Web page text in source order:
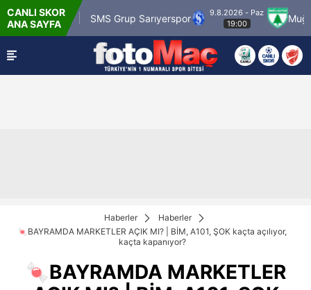
CANLI SKOR
ANA SAYFA
SMS Grup Sarıyerspor
9.8.2026 - Paz
Haberler
Haberler
🍬BAYRAMDA MARKETLER AÇIK MI? | BİM, A101, ŞOK kaçta açılıyor,
kaçta kapanıyor?
🍬BAYRAMDA MARKETLER